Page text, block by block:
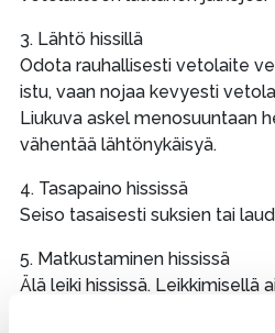
3. Lähtö hissillä
Odota rauhallisesti vetolaite
istu, vaan nojaa kevyesti
Liukuva askel menosuuntaan
vähentää lähtönykäisyä.
4. Tasapaino hississä
Seiso tasaisesti suksien tai
5. Matkustaminen hississä
Älä leiki hississä. Leikkimisellä
ja muille hississä olijoille sekä